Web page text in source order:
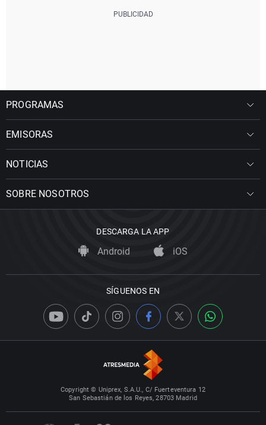
PROGRAMAS
EMISORAS
NOTICIAS
SOBRE NOSOTROS
DESCARGA LA APP
Android iOS
SÍGUENOS EN
Copyright © Uniprex, S.A.U., C/ Fuerteventura 12
San Sebastián de los Reyes, 28703 Madrid